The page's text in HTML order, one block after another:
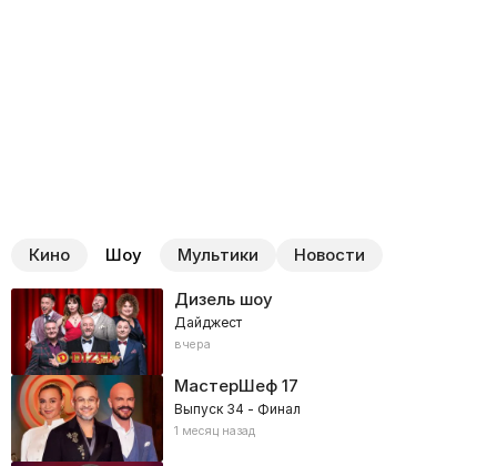
Кино Шоу Мультики Новости
Дизель шоу
Дайджест
вчера
МастерШеф17
Выпуск 34 - Финал
1 месяц назад